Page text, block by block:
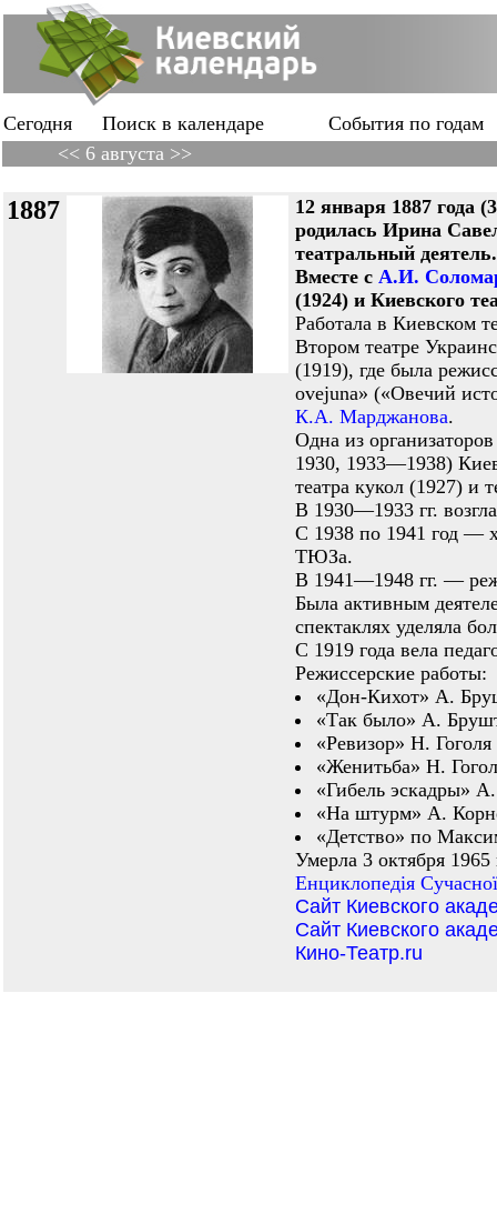
Сегодня Поиск в календаре
События по годам
<< 6 августа >>
1887
12 января 1887 года
родилась Ирина
театральный
Вместе с А.И.
(1924) и Киевского
Работала в Киевском
Втором театре
(1919), где была
ovejuna» («Овечий
К.А. Марджанова.
Одна из
1930, 1933—1938)
театра кукол (1927) и
В 1930—1933 гг.
С 1938 по 1941 год —
ТЮЗа.
В 1941—1948 гг. —
Была активным
спектаклях уделяла
С 1919 года вела
Режиссерские работы:
«Дон-Кихот» А.
«Так было» А.
«Ревизор» Н.
«Женитьба» Н.
«Гибель эскадры»
«На штурм» А.
«Детство» по
Умерла 3 октября
Енциклопедiя
Сайт Киевского
Сайт Киевского
Кино-Театр.ru